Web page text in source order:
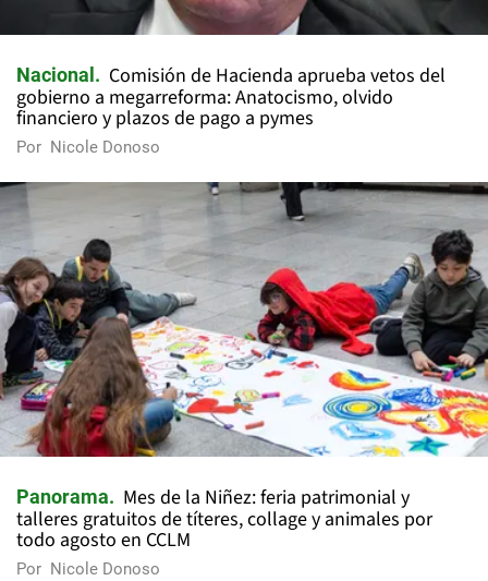
Nacional
Comisión de Hacienda aprueba vetos del
gobierno a megarreforma: Anatocismo, olvido
financiero y plazos de pago a pymes
Por Nicole Donoso
Panorama
Mes de la Niñez: feria patrimonial y
talleres gratuitos de títeres, collage y animales por
todo agosto en CCLM
Por Nicole Donoso